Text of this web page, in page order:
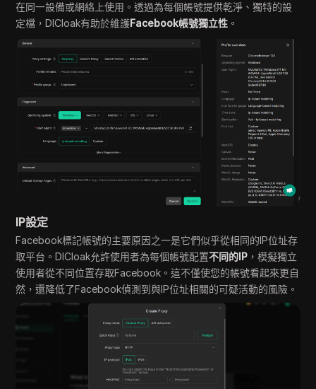
在同一設備或網絡上使用。透過為每個帳號提供乾淨、獨特的設
定檔，DICloak有助於維護Facebook帳號獨立性 。
IP設定
Facebook標記帳號的主要原因之一是它們似乎從相同的IP位址存
取平台。DICloak允許使用者為每個帳號配置不同的IP ，模擬獨立
使用者從不同位置存取Facebook。這不僅使您的帳號看起來更自
然，還降低了Facebook偵測到與IP位址相關的可疑活動的風險。